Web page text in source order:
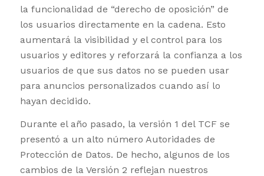
la funcionalidad de “derecho de oposición” de
los usuarios directamente en la cadena. Esto
aumentará la visibilidad y el control para los
usuarios y editores y reforzará la confianza a los
usuarios de que sus datos no se pueden usar
para anuncios personalizados cuando así lo
hayan decidido.
Durante el año pasado, la versión 1 del TCF se
presentó a un alto número Autoridades de
Protección de Datos. De hecho, algunos de los
cambios de la Versión 2 reflejan nuestros